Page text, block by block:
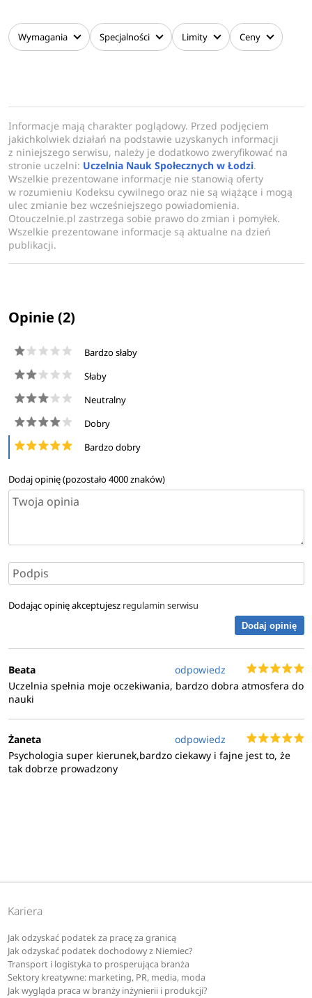
Wymagania Specjalności Limity Ceny
Informacje mają charakter poglądowy. Przed podjęciem
jakichkolwiek działań na podstawie uzyskanych informacji
z niniejszego serwisu, należy je dodatkowo zweryfikować na
stronie uczelni: Uczelnia Nauk Społecznych w Łodzi.
Wszelkie prezentowane informacje nie stanowią oferty
w rozumieniu Kodeksu cywilnego oraz nie są wiążące i mogą
ulec zmianie bez wcześniejszego powiadomienia.
Otouczelnie.pl zastrzega sobie prawo do zmian i pomyłek.
Wszelkie prezentowane informacje są aktualne na dzień
publikacji.
Opinie (2)
Bardzo słaby
Słaby
Neutralny
Dobry
Bardzo dobry
Dodaj opinię (pozostało4000znaków)
Dodając opinię akceptujesz regulamin serwisu
Dodaj opinię
Beata
odpowiedz
Uczelnia spełnia moje oczekiwania, bardzo dobra atmosfera do
nauki
Żaneta
odpowiedz
Psychologia super kierunek,bardzo ciekawy i fajne jest to, że
tak dobrze prowadzony
Kariera
Jak odzyskać podatek za pracę za granicą
Jak odzyskać podatek dochodowy z Niemiec?
Transport i logistyka to prosperująca branża
Sektory kreatywne: marketing, PR, media, moda
Jak wygląda praca w branży inżynierii i produkcji?